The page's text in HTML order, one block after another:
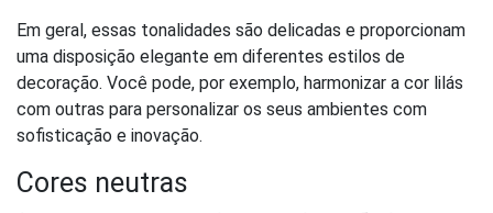
Em geral, essas tonalidades são delicadas e proporcionam
uma disposição elegante em diferentes estilos de
decoração. Você pode, por exemplo, harmonizar a cor lilás
com outras para personalizar os seus ambientes com
sofisticação e inovação.
Cores neutras